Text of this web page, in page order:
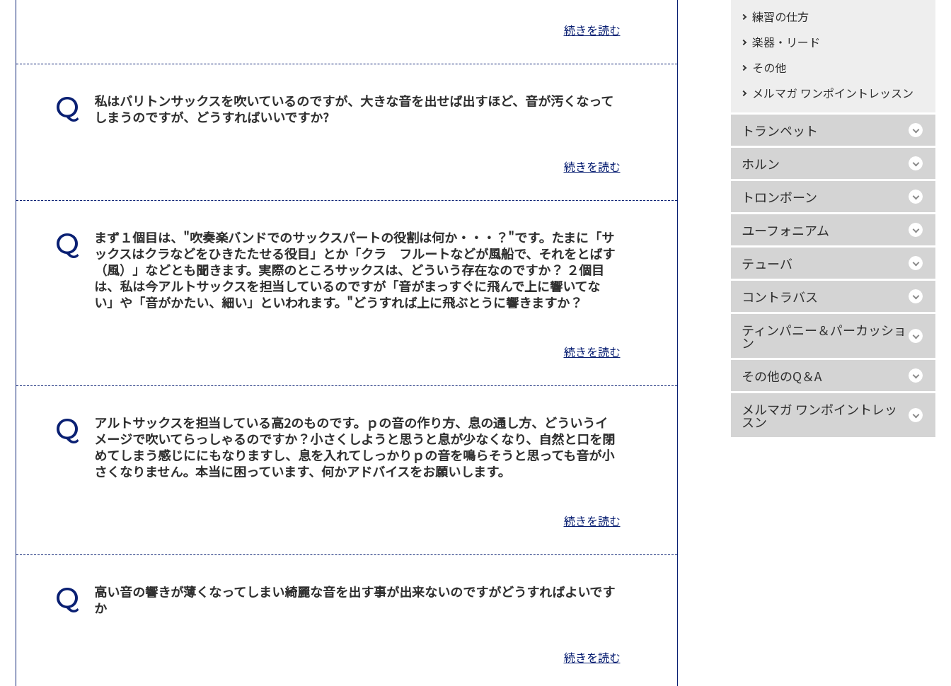
続きを読む
私はバリトンサックスを吹いているのですが、大きな音を出せば出すほど、音が汚くなって
しまうのですが、どうすればいいですか?
続きを読む
まず１個目は、"吹奏楽バンドでのサックスパートの役割は何か・・・？"です。たまに「サ
ックスはクラなどをひきたたせる役目」とか「クラ フルートなどが風船で、それをとばす
（風）」などとも聞きます。実際のところサックスは、どういう存在なのですか？ ２個目
は、私は今アルトサックスを担当しているのですが「音がまっすぐに飛んで上に響いてな
い」や「音がかたい、細い」といわれます。"どうすれば上に飛ぶとうに響きますか？
続きを読む
アルトサックスを担当している高2のものです。ｐの音の作り方、息の通し方、どういうイ
メージで吹いてらっしゃるのですか？小さくしようと思うと息が少なくなり、自然と口を閉
めてしまう感じににもなりますし、息を入れてしっかりｐの音を鳴らそうと思っても音が小
さくなりません。本当に困っています、何かアドバイスをお願いします。
続きを読む
高い音の響きが薄くなってしまい綺麗な音を出す事が出来ないのですがどうすればよいです
か
続きを読む
練習の仕方
楽器・リード
その他
メルマガ ワンポイントレッスン
トランペット
ホルン
トロンボーン
ユーフォニアム
テューバ
コントラバス
ティンパニー＆パーカッショ
ン
その他のQ＆A
メルマガ ワンポイントレッ
スン